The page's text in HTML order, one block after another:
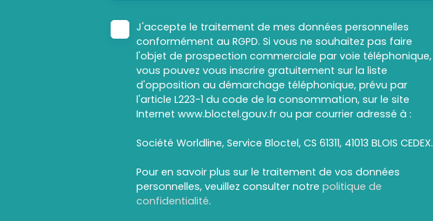
J'accepte le traitement de mes données personnelles
conformément au RGPD. Si vous ne souhaitez pas faire
l'objet de prospection commerciale par voie téléphonique,
vous pouvez vous inscrire gratuitement sur la liste
d'opposition au démarchage téléphonique, prévu par
l'article L223-1 du code de la consommation, sur le site
Internet www.bloctel.gouv.fr ou par courrier adressé à :
Société Worldline, Service Bloctel, CS 61311, 41013 BLOIS CEDEX.
Pour en savoir plus sur le traitement de vos données
personnelles, veuillez consulter notre politique de
confidentialité.